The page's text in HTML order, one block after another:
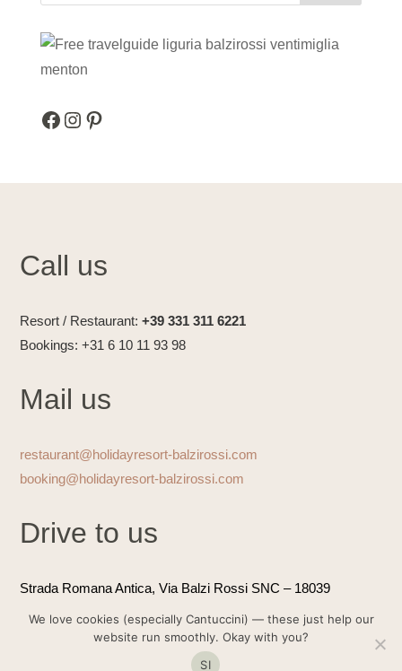
Facebook
Instagram
Pinterest
Call us
Resort / Restaurant:+39 331 311 6221
Bookings: +31 6 10 11 93 98
Mail us
restaurant@holidayresort-balzirossi.com
booking@holidayresort-balzirossi.com
Drive to us
Strada Romana Antica, Via Balzi Rossi SNC – 18039
Ventimiglia| Park at the public parking.
We love cookies (especially Cantuccini) — these just help our
website run smoothly. Okay with you?
SI